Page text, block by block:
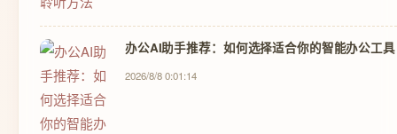
办公AI助手推荐：如何选择适合你的智能办公工具
2026/8/8 0:01:14